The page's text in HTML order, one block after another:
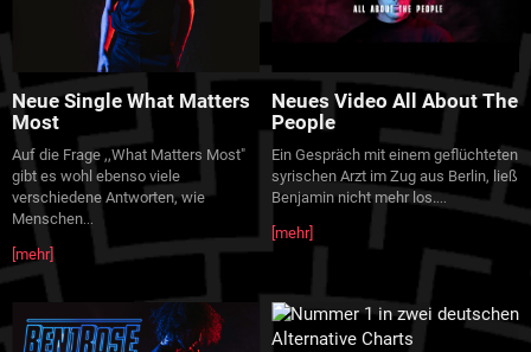
Neue Single What Matters
Most
Auf die Frage ,,What Matters Most"
gibt es wohl ebenso viele
verschiedene Antworten, wie
Menschen...
[mehr]
Neues Video All About The
People
Ein Gespräch mit einem geflüchteten
syrischen Arzt im Zug aus Berlin, ließ
Benjamin nicht mehr los....
[mehr]